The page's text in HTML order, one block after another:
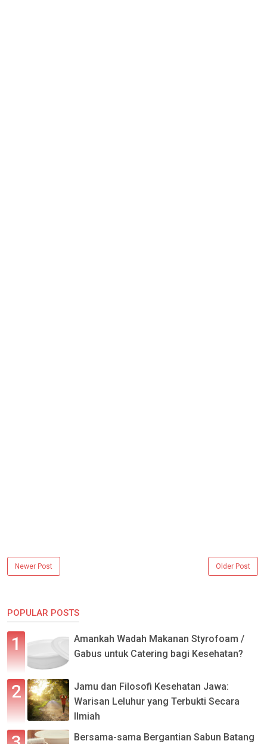
Newer Post Older Post
POPULAR POSTS
Amankah Wadah Makanan Styrofoam /
Gabus untuk Catering bagi Kesehatan?
Jamu dan Filosofi Kesehatan Jawa:
Warisan Leluhur yang Terbukti Secara
Ilmiah
Bersama-sama Bergantian Sabun Batang